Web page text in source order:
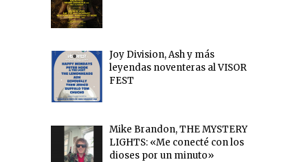
Joy Division, Ash y más
leyendas noventeras al VISOR
FEST
Mike Brandon, THE MYSTERY
LIGHTS: «Me conecté con los
dioses por un minuto»